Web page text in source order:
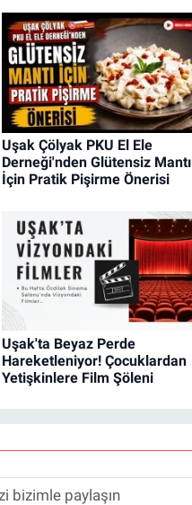
Uşak Çölyak PKU El Ele
Derneği'nden Glütensiz Mantı
İçin Pratik Pişirme Önerisi
Uşak'ta Beyaz Perde
Hareketleniyor! Çocuklardan
Yetişkinlere Film Şöleni